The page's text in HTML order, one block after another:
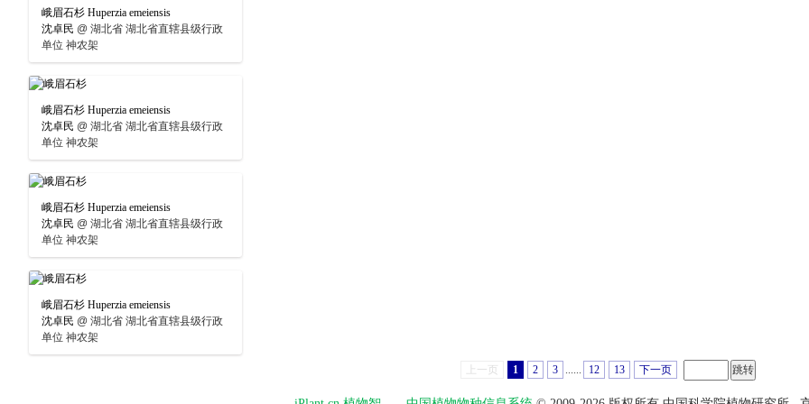
峨眉石杉 Huperzia emeiensis
沈卓民 @ 湖北省 湖北省直辖县级行政
单位 神农架
峨眉石杉 Huperzia emeiensis
沈卓民 @ 湖北省 湖北省直辖县级行政
单位 神农架
峨眉石杉 Huperzia emeiensis
沈卓民 @ 湖北省 湖北省直辖县级行政
单位 神农架
峨眉石杉 Huperzia emeiensis
沈卓民 @ 湖北省 湖北省直辖县级行政
单位 神农架
上一页 1 2 3 ...... 12 13 下一页